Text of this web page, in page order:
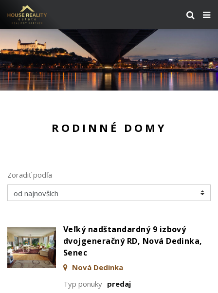
RODINNÉ DOMY
Zoradiť podľa
Veľký nadštandardný 9 izbový
dvojgeneračný RD, Nová Dedinka,
Senec
Nová Dedinka
Typ ponuky predaj